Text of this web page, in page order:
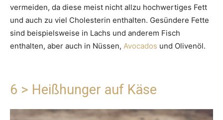
vermeiden, da diese meist nicht allzu hochwertiges Fett
und auch zu viel Cholesterin enthalten. Gesündere Fette
sind beispielsweise in Lachs und anderem Fisch
enthalten, aber auch in Nüssen, Avocados und Olivenöl.
6 > Heißhunger auf Käse